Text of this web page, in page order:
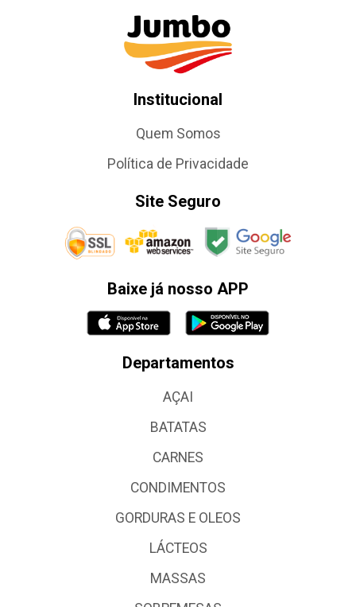
Institucional
Quem Somos
Política de Privacidade
Site Seguro
Baixe já nosso APP
Departamentos
AÇAI
BATATAS
CARNES
CONDIMENTOS
GORDURAS E OLEOS
LÁCTEOS
MASSAS